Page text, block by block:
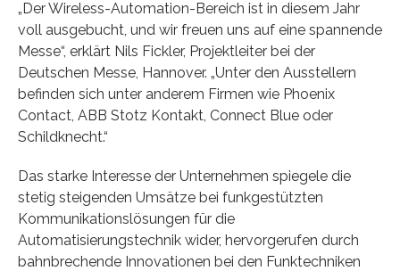
„Der Wireless-Automation-Bereich ist in diesem Jahr
voll ausgebucht, und wir freuen uns auf eine spannende
Messe“, erklärt Nils Fickler, Projektleiter bei der
Deutschen Messe, Hannover. „Unter den Ausstellern
befinden sich unter anderem Firmen wie Phoenix
Contact, ABB Stotz Kontakt, Connect Blue oder
Schildknecht.“
Das starke Interesse der Unternehmen spiegele die
stetig steigenden Umsätze bei funkgestützten
Kommunikationslösungen für die
Automatisierungstechnik wider, hervorgerufen durch
bahnbrechende Innovationen bei den Funktechniken